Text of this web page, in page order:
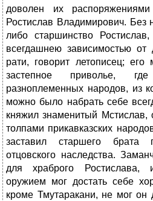
доволен их
Ростислав Владимирович. Без
либо старшинство
всегдашнею зависимостью
рати, говорит летописец; его
застепное приволье,
разноплеменных народов, из
можно было набрать себе
княжил знаменитый Мстислав,
толпами прикавказских
заставил старшего брата
отцовского наследства.
для храброго Ростислава,
оружием мог достать себе
кроме Тмутаракани, не мог он